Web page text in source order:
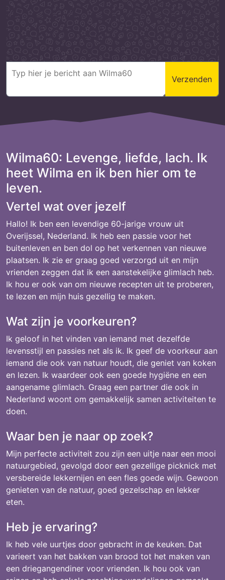
Verzenden
Wilma60: Levenge, liefde, lach. Ik
heet Wilma en ik ben hier om te
leven.
Vertel wat over jezelf
Hallo! Ik ben een levendige 60-jarige vrouw uit
Overijssel, Nederland. Ik heb een passie voor het
buitenleven en ben dol op het verkennen van nieuwe
plaatsen. Ik zie er graag goed verzorgd uit en mijn
vrienden zeggen dat ik een aanstekelijke glimlach heb.
Ik hou er ook van om nieuwe recepten uit te proberen,
te lezen en mijn huis gezellig te maken.
Wat zijn je voorkeuren?
Ik geloof in het vinden van iemand met dezelfde
levensstijl en passies net als ik. Ik geef de voorkeur aan
iemand die ook van natuur houdt, die geniet van koken
en lezen. Ik waardeer ook een goede hygiëne en een
aangename glimlach. Graag een partner die ook in
Nederland woont om gemakkelijk samen activiteiten te
doen.
Waar ben je naar op zoek?
Mijn perfecte activiteit zou zijn een uitje naar een mooi
natuurgebied, gevolgd door een gezellige picknick met
versbereide lekkernijen en een fles goede wijn. Gewoon
genieten van de natuur, goed gezelschap en lekker
eten.
Heb je ervaring?
Ik heb vele uurtjes door gebracht in de keuken. Dat
varieert van het bakken van brood tot het maken van
een driegangendiner voor vrienden. Ik hou ook van